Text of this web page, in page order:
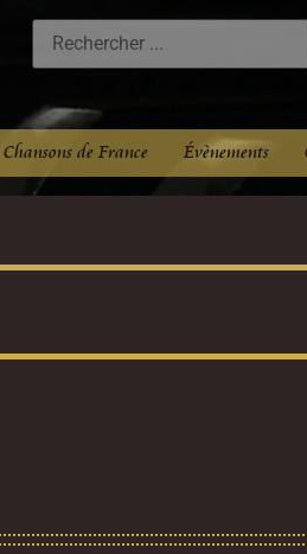
Chansons de France Évènements